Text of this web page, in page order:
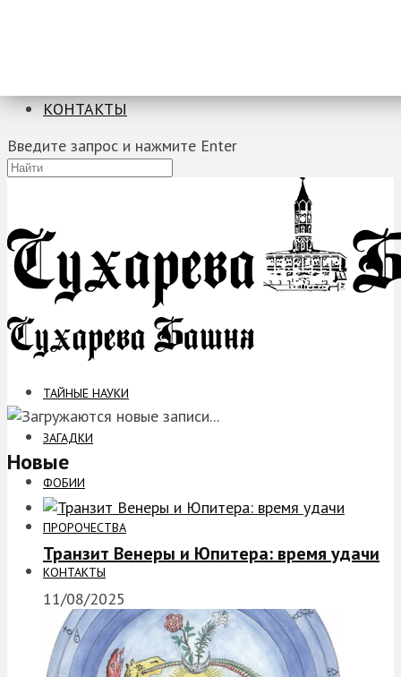
КОНТАКТЫ
Введите запрос и нажмите Enter
ТАЙНЫЕ НАУКИ
ЗАГАДКИ
ФОБИИ
ПРОРОЧЕСТВА
КОНТАКТЫ
Новые
Транзит Венеры и Юпитера: время удачи
11/08/2025